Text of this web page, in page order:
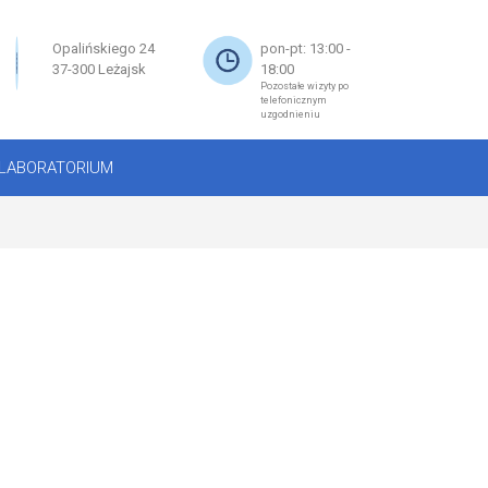
Opalińskiego 24
37-300 Leżajsk
pon-pt: 13:00 -
18:00
Pozostałe wizyty po
telefonicznym
uzgodnieniu
LABORATORIUM